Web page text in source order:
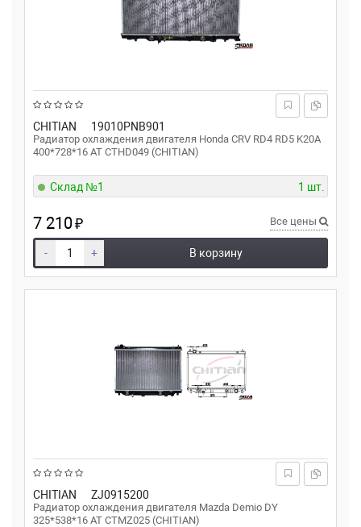
CHITIAN 19010PNB901
Радиатор охлаждения двигателя Honda CRV RD4 RD5 K20A
400*728*16 AT CTHD049 (CHITIAN)
Склад №1 1 шт.
7 210₽ Все цены
- + В корзину
CHITIAN ZJ0915200
Радиатор охлаждения двигателя Mazda Demio DY
325*538*16 AT CTMZ025 (CHITIAN)